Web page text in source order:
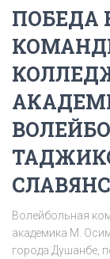
ПОБЕДА
Волейбольная
академика М.
города Душанбе,